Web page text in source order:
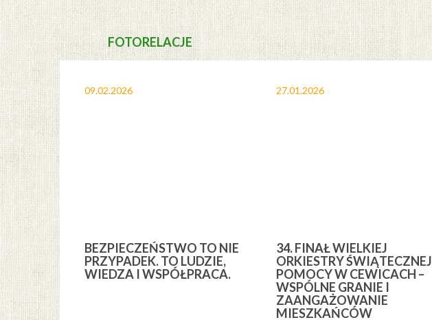
FOTORELACJE
Z
GMINY
09.02.2026
BEZPIECZEŃSTWO TO NIE
PRZYPADEK. TO LUDZIE,
WIEDZA I WSPÓŁPRACA.
27.01.2026
34. FINAŁ WIELKIEJ
ORKIESTRY ŚWIĄTECZNEJ
POMOCY W CEWICACH –
WSPÓLNE GRANIE I
ZAANGAŻOWANIE
MIESZKAŃCÓW